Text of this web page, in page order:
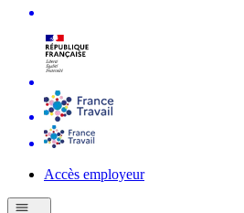
Accès employeur